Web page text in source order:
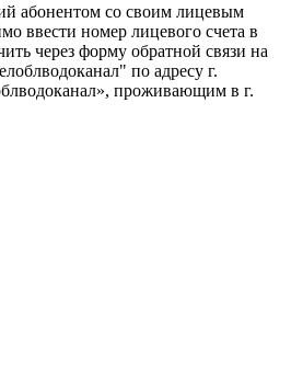
абонентом со своим лицевым
ввести номер лицевого счета в
через форму обратной связи на
по адресу г.
проживающим в г.